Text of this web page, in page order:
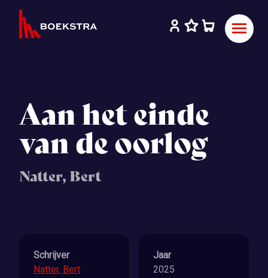
Aan het einde
van de oorlog
Natter, Bert
Schrijver
Natter, Bert
Jaar
2025